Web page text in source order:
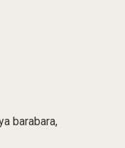
barabara,